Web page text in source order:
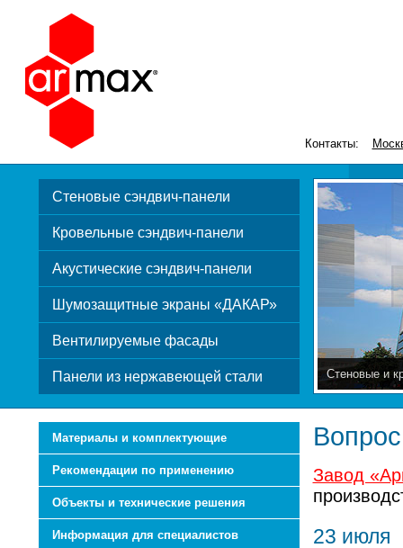
Контакты:
Стеновые сэндвич-панели
Кровельные сэндвич-панели
Акустические сэндвич-панели
Шумозащитные экраны «ДАКАР»
Вентилируемые фасады
Панели из нержавеющей стали Стеновые и
Материалы и комплектующие
Рекомендации по применению
Объекты и технические решения
Информация для специалистов
Завод
23 июля